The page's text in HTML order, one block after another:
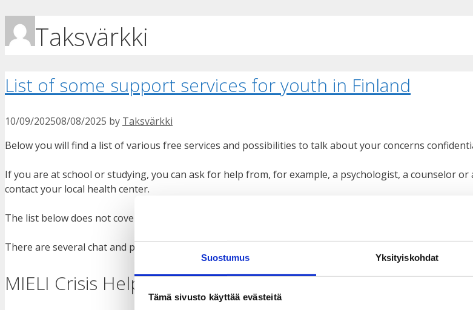
Suostumus Yksityiskohdat
Tämä sivusto käyttää evästeitä
Taksvärkki
List of some support services for youth in Finland
10/09/202508/08/2025 by Taksvärkki
Below you will find a list of various free services and possibilities to talk about your concerns
If you are at school or studying, you can ask for help from, for example, a psychologist, a counselor or
contact your local health center.
The list below does not cover all possible services. There may be other low-threshold help available in
There are several chat and phone services available in Finnish. You can check them out on the
MIELI Crisis Helpline